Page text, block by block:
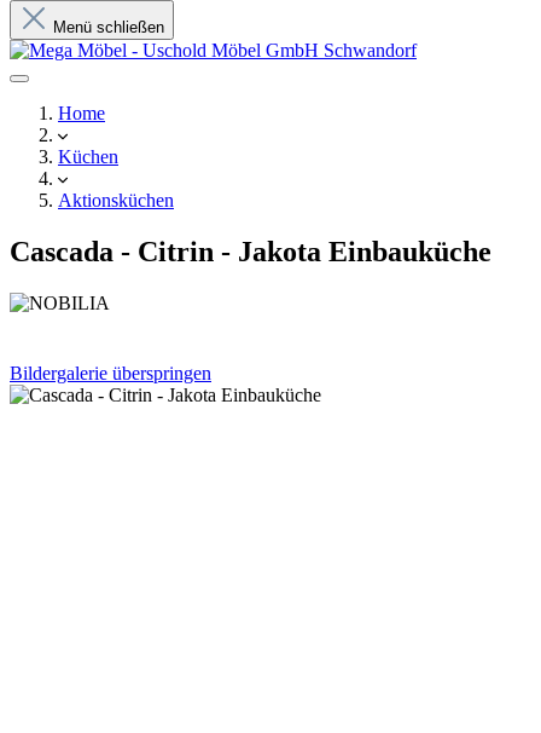
Menü schließen
Home
Küchen
Aktionsküchen
Cascada - Citrin - Jakota Einbauküche
Bildergalerie überspringen